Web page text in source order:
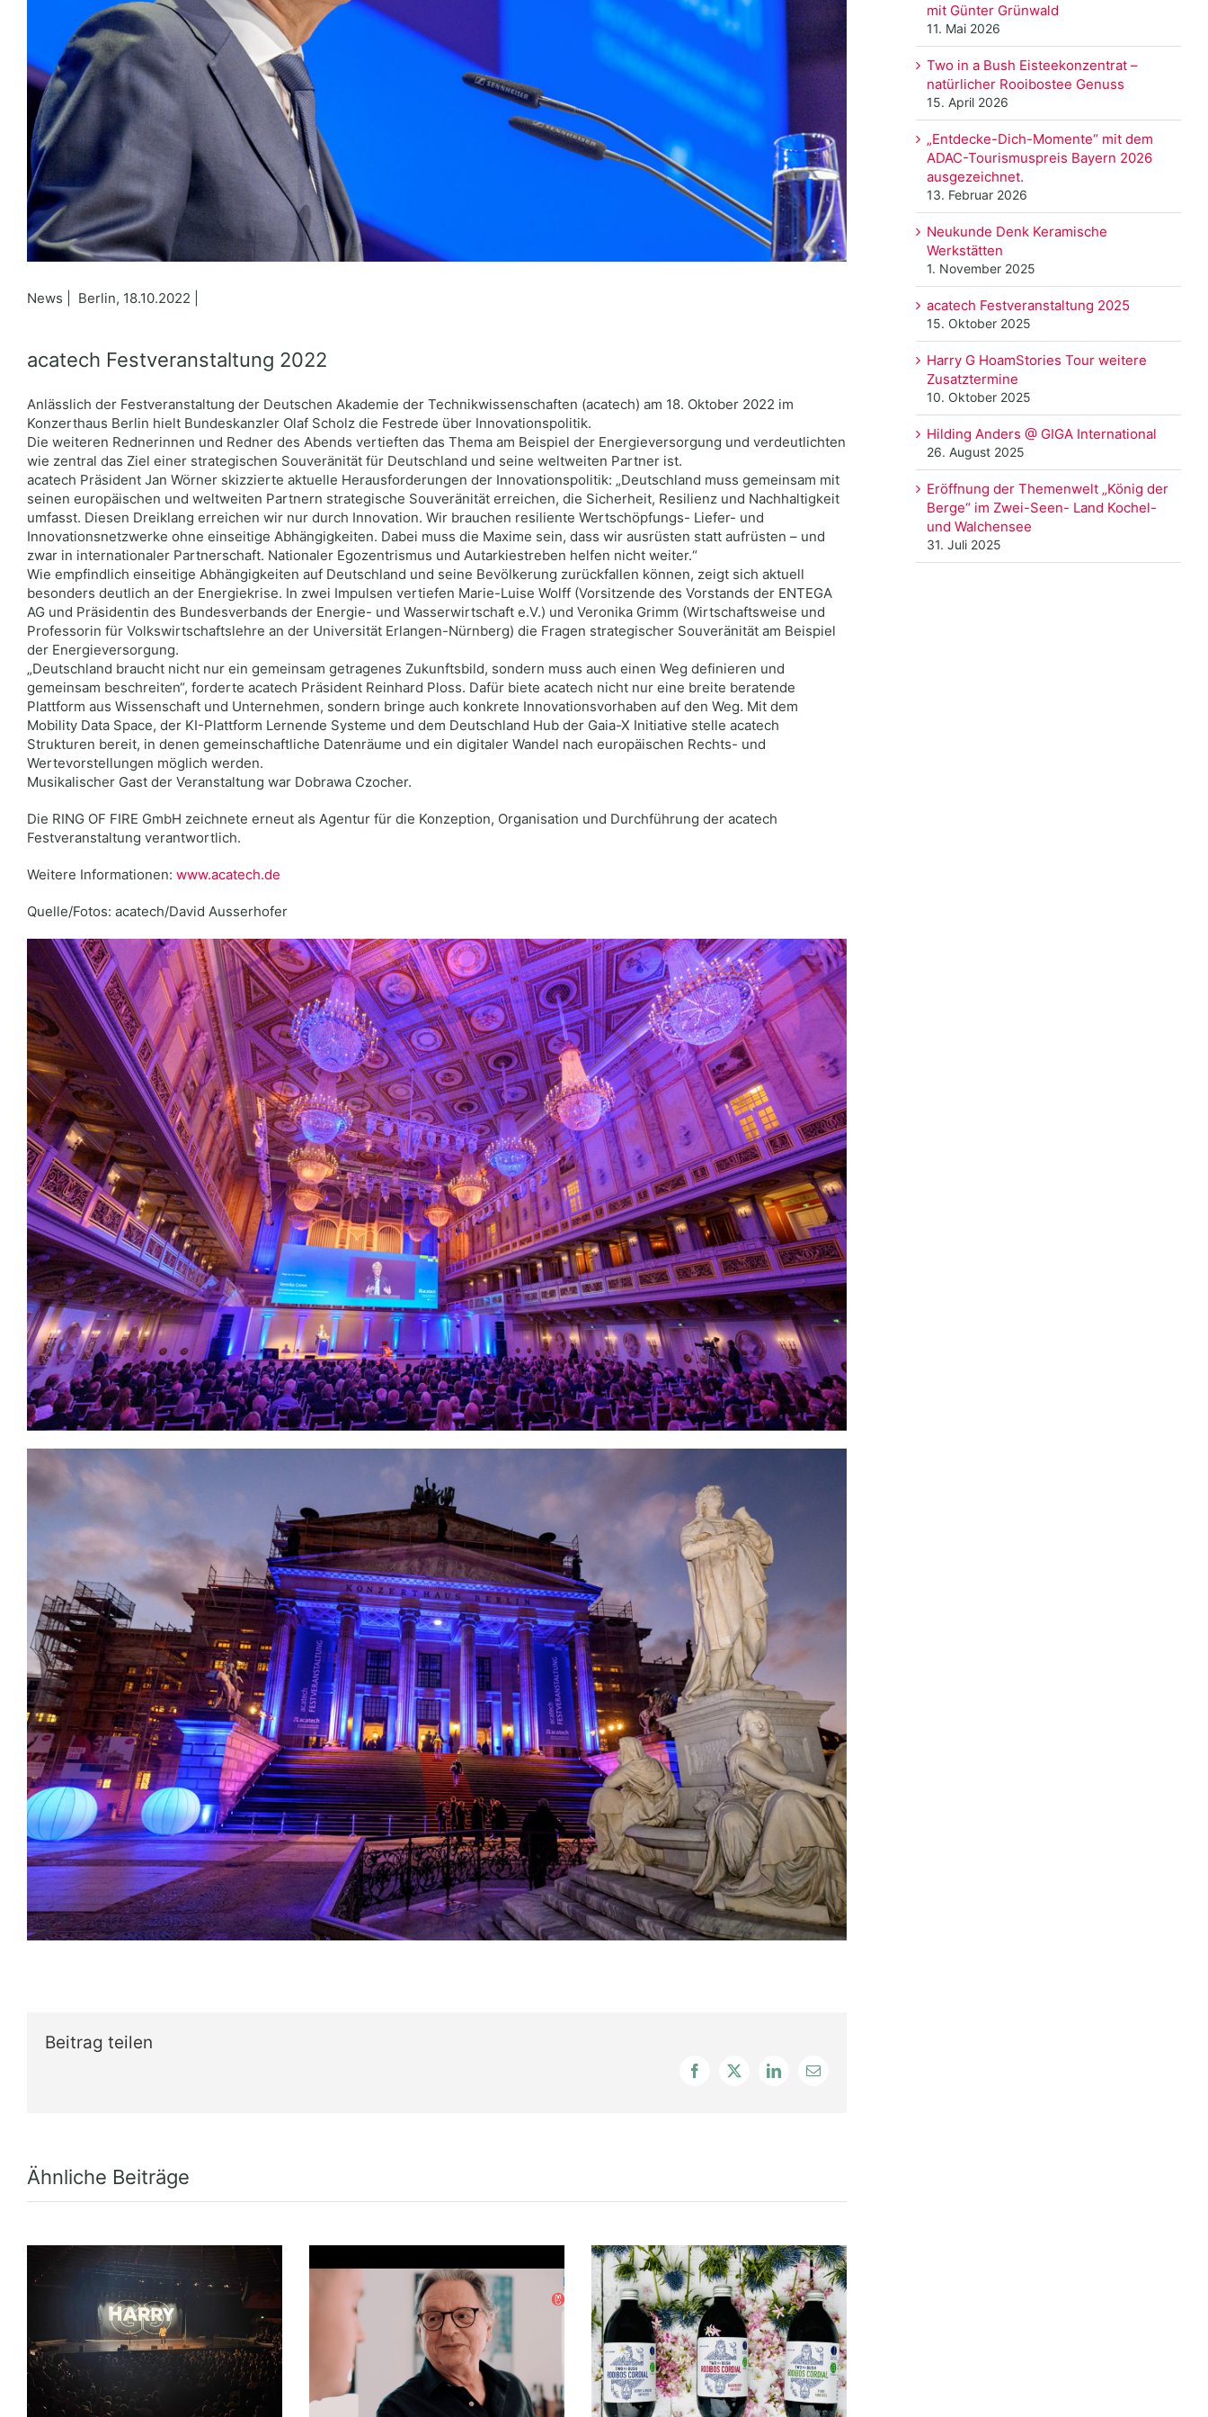
News | Berlin, 18.10.2022 |
acatech Festveranstaltung 2022
Anlässlich der Festveranstaltung der Deutschen Akademie der Technikwissenschaften (acatech) am 18. Oktober 2022 im
Konzerthaus Berlin hielt Bundeskanzler Olaf Scholz die Festrede über Innovationspolitik.
Die weiteren Rednerinnen und Redner des Abends vertieften das Thema am Beispiel der Energieversorgung und verdeutlichten
wie zentral das Ziel einer strategischen Souveränität für Deutschland und seine weltweiten Partner ist.
acatech Präsident Jan Wörner skizzierte aktuelle Herausforderungen der Innovationspolitik: „Deutschland muss gemeinsam mit
seinen europäischen und weltweiten Partnern strategische Souveränität erreichen, die Sicherheit, Resilienz und Nachhaltigkeit
umfasst. Diesen Dreiklang erreichen wir nur durch Innovation. Wir brauchen resiliente Wertschöpfungs- Liefer- und
Innovationsnetzwerke ohne einseitige Abhängigkeiten. Dabei muss die Maxime sein, dass wir ausrüsten statt aufrüsten – und
zwar in internationaler Partnerschaft. Nationaler Egozentrismus und Autarkiestreben helfen nicht weiter.“
Wie empfindlich einseitige Abhängigkeiten auf Deutschland und seine Bevölkerung zurückfallen können, zeigt sich aktuell
besonders deutlich an der Energiekrise. In zwei Impulsen vertiefen Marie-Luise Wolff (Vorsitzende des Vorstands der ENTEGA
AG und Präsidentin des Bundesverbands der Energie- und Wasserwirtschaft e.V.) und Veronika Grimm (Wirtschaftsweise und
Professorin für Volkswirtschaftslehre an der Universität Erlangen-Nürnberg) die Fragen strategischer Souveränität am Beispiel
der Energieversorgung.
„Deutschland braucht nicht nur ein gemeinsam getragenes Zukunftsbild, sondern muss auch einen Weg definieren und
gemeinsam beschreiten“, forderte acatech Präsident Reinhard Ploss. Dafür biete acatech nicht nur eine breite beratende
Plattform aus Wissenschaft und Unternehmen, sondern bringe auch konkrete Innovationsvorhaben auf den Weg. Mit dem
Mobility Data Space, der KI-Plattform Lernende Systeme und dem Deutschland Hub der Gaia-X Initiative stelle acatech
Strukturen bereit, in denen gemeinschaftliche Datenräume und ein digitaler Wandel nach europäischen Rechts- und
Wertevorstellungen möglich werden.
Musikalischer Gast der Veranstaltung war Dobrawa Czocher.
Die RING OF FIRE GmbH zeichnete erneut als Agentur für die Konzeption, Organisation und Durchführung der acatech
Festveranstaltung verantwortlich.
Weitere Informationen: www.acatech.de
Quelle/Fotos: acatech/David Ausserhofer
Beitrag teilen
Facebook
X LinkedIn
E-
Ähnliche Beiträge
mit Günter Grünwald
11. Mai 2026
Two in a Bush Eisteekonzentrat –
natürlicher Rooibostee Genuss
15. April 2026
„Entdecke-Dich-Momente“ mit dem
ADAC-Tourismuspreis Bayern 2026
ausgezeichnet.
13. Februar 2026
Neukunde Denk Keramische
Werkstätten
1. November 2025
acatech Festveranstaltung 2025
15. Oktober 2025
Harry G HoamStories Tour weitere
Zusatztermine
10. Oktober 2025
Hilding Anders @ GIGA International
26. August 2025
Eröffnung der Themenwelt „König der
Berge“ im Zwei-Seen- Land Kochel-
und Walchensee
31. Juli 2025